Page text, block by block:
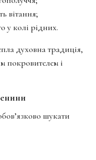
вітання;
у колі рідних.
духовна традиція,
покровителем і
шукати